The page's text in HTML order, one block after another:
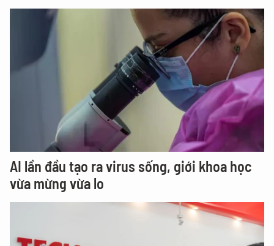
AI lần đầu tạo ra virus sống, giới khoa học
vừa mừng vừa lo